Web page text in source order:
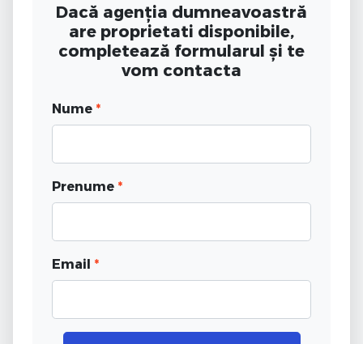
Dacă agenția dumneavoastră
are proprietati disponibile,
completează formularul și te
vom contacta
Nume *
Prenume *
Email *